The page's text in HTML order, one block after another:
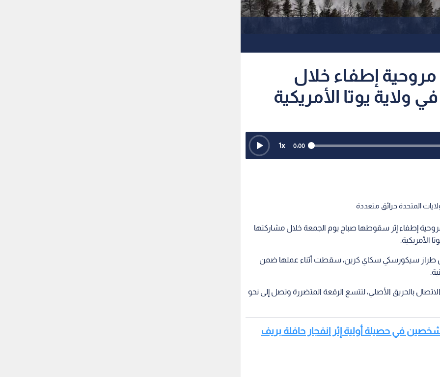
إطفاء خلال
ولاية يوتا الأمريكية
0:00
1x
المتحدة حرائق متعددة
إطفاء إثر سقوطها صباح يوم الجمعة خلال مشاركتها
الأمريكية.
طراز سيكورسكي سكاي كرين، سقطت أثناء عملها ضمن
بالحريق الأصلي، لتتسع الرقعة المتضررة وتصل إلى نحو
في حصيلة أولية إثر انفجار حافلة بريف